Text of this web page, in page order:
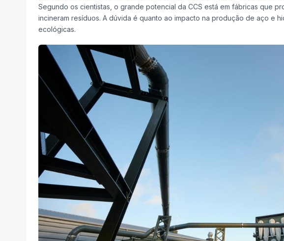
Segundo os cientistas, o grande potencial da CCS está em fábricas que
incineram resíduos. A dúvida é quanto ao impacto na produção de aço e
ecológicas.